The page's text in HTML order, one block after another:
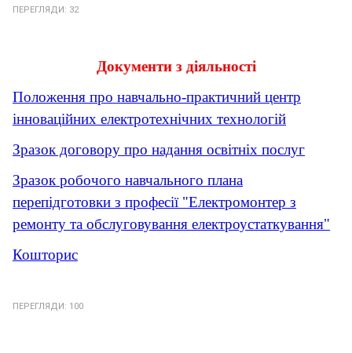
ПЕРЕГЛЯДИ: 32
Документи з діяльності
Положення про навчально-практичний центр
інноваційних електротехнічних технологій
Зразок договору про надання освітніх послуг
Зразок робочого навчального плана
перепідготовки з професії "Електромонтер з
ремонту та обслуговування електроустаткування"
Кошторис
ПЕРЕГЛЯДИ: 100